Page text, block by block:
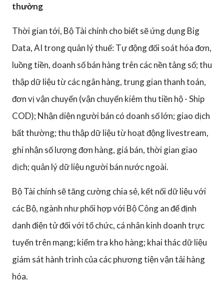
thường
Thời gian tới, Bộ Tài chính cho biết sẽ ứng dụng Big
Data, AI trong quản lý thuế: Tự động đối soát hóa đơn,
luồng tiền, doanh số bán hàng trên các nền tảng số; thu
thập dữ liệu từ các ngân hàng, trung gian thanh toán,
đơn vị vận chuyển (vận chuyển kiêm thu tiền hộ - Ship
COD); Nhận diện người bán có doanh số lớn; giao dịch
bất thường; thu thập dữ liệu từ hoạt động livestream,
ghi nhận số lượng đơn hàng, giá bán, thời gian giao
dịch; quản lý dữ liệu người bán nước ngoài.
Bộ Tài chính sẽ tăng cường chia sẻ, kết nối dữ liệu với
các Bộ, ngành như phối hợp với Bộ Công an để định
danh điện tử đối với tổ chức, cá nhân kinh doanh trực
tuyến trên mạng; kiểm tra kho hàng; khai thác dữ liệu
giám sát hành trình của các phương tiện vận tải hàng
hóa.